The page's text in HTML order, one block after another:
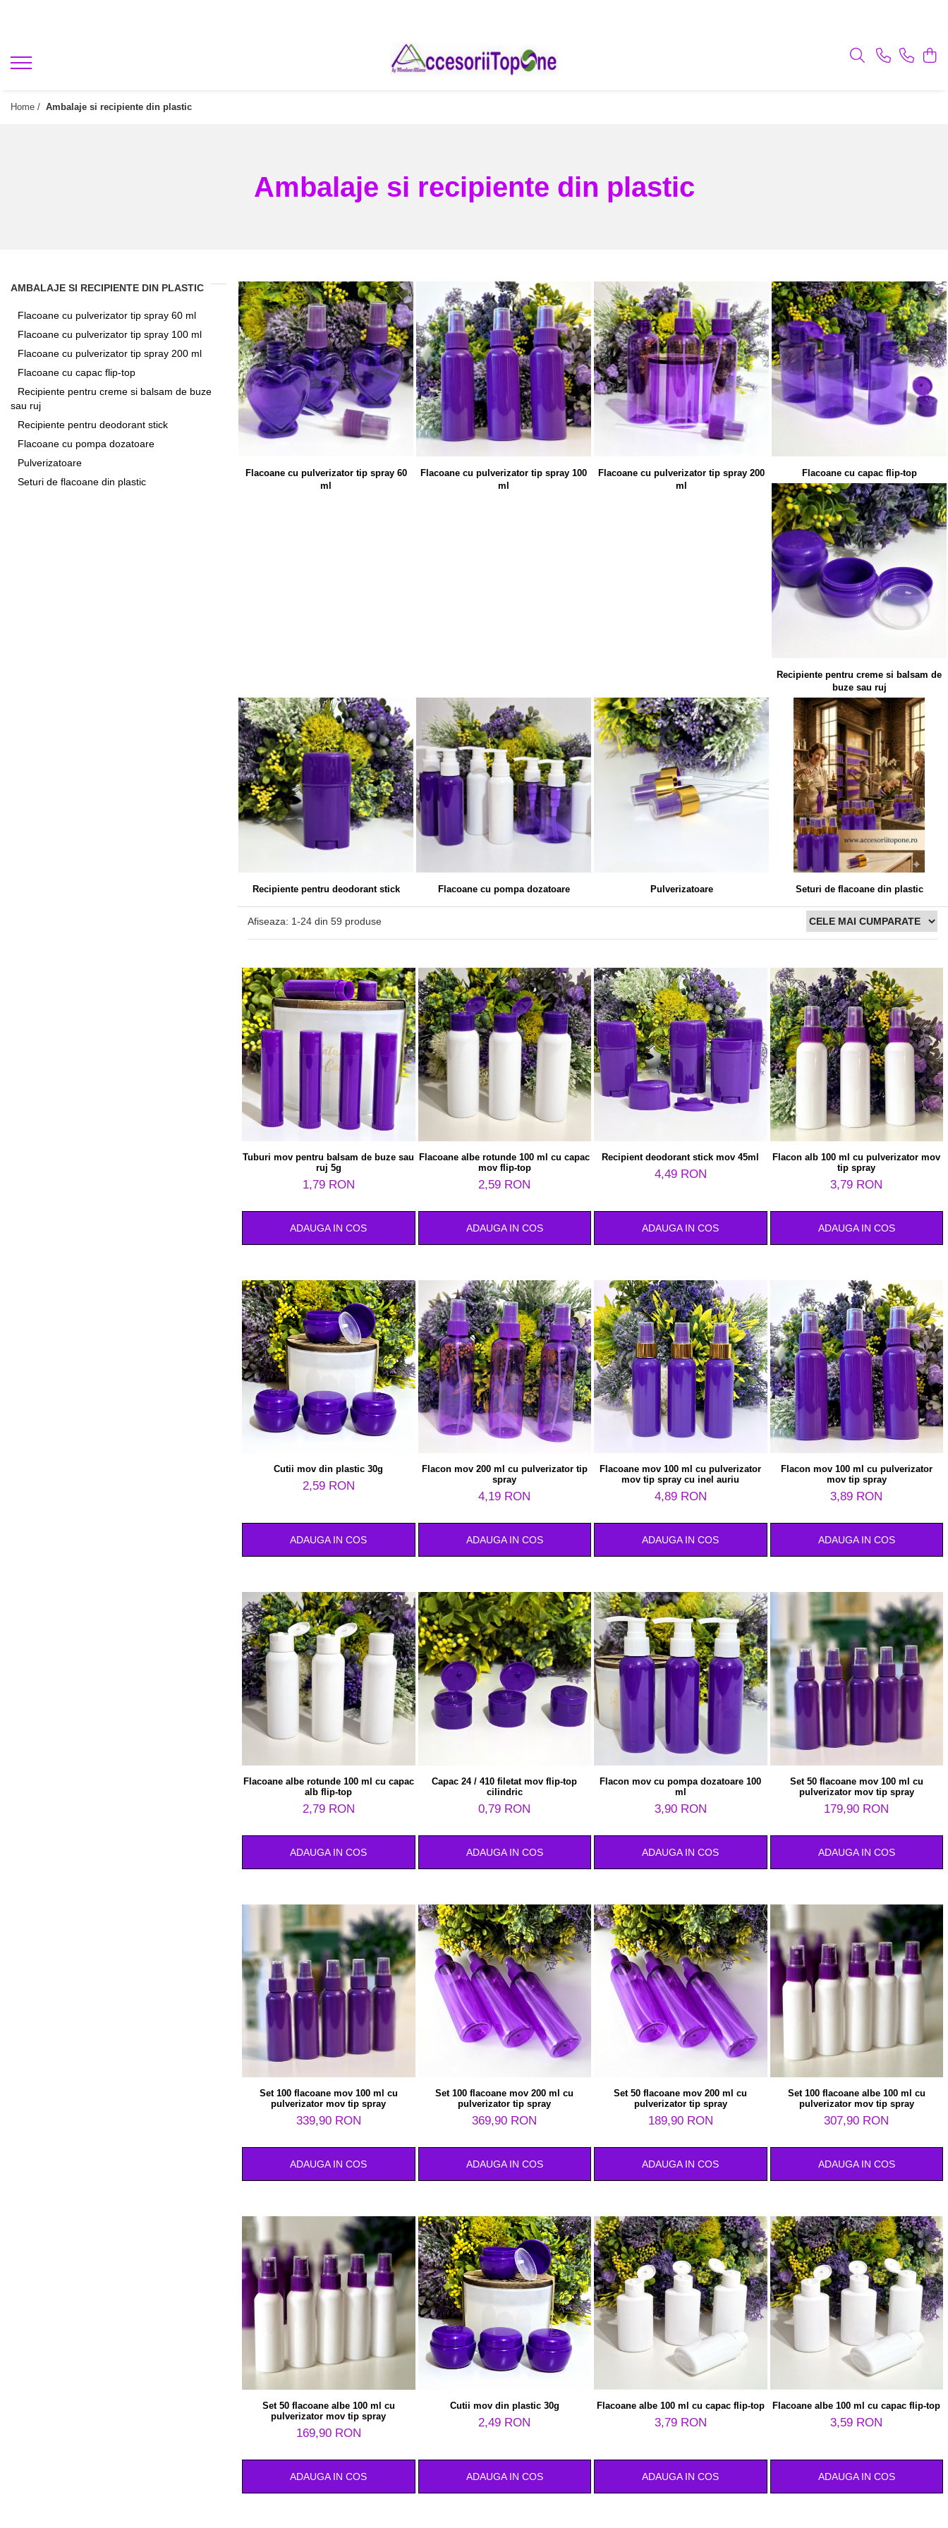
Home / Ambalaje si recipiente din plastic
Ambalaje si recipiente din plastic
AMBALAJE SI RECIPIENTE DIN PLASTIC
Flacoane cu pulverizator tip spray 60 ml
Flacoane cu pulverizator tip spray 100 ml
Flacoane cu pulverizator tip spray 200 ml
Flacoane cu capac flip-top
Recipiente pentru creme si balsam de buze
sau ruj
Recipiente pentru deodorant stick
Flacoane cu pompa dozatoare
Pulverizatoare
Seturi de flacoane din plastic
Flacoane cu pulverizator tip spray 60
ml
Flacoane cu pulverizator tip spray 100
ml
Flacoane cu pulverizator tip spray 200
ml
Flacoane cu capac flip-top
Recipiente pentru creme si balsam de
buze sau ruj
Recipiente pentru deodorant stick Flacoane cu pompa dozatoare Pulverizatoare Seturi de flacoane din plastic
Afiseaza: 1-24 din 59 produse
Tuburi mov pentru balsam de buze sau
ruj 5g
1,79 RON
ADAUGA IN COS
Flacoane albe rotunde 100 ml cu capac
mov flip-top
2,59 RON
ADAUGA IN COS
Recipient deodorant stick mov 45ml
4,49 RON
ADAUGA IN COS
Flacon alb 100 ml cu pulverizator mov
tip spray
3,79 RON
ADAUGA IN COS
Cutii mov din plastic 30g
2,59 RON
ADAUGA IN COS
Flacon mov 200 ml cu pulverizator tip
spray
4,19 RON
ADAUGA IN COS
Flacoane mov 100 ml cu pulverizator
mov tip spray cu inel auriu
4,89 RON
ADAUGA IN COS
Flacon mov 100 ml cu pulverizator
mov tip spray
3,89 RON
ADAUGA IN COS
Flacoane albe rotunde 100 ml cu capac
alb flip-top
2,79 RON
ADAUGA IN COS
Capac 24 / 410 filetat mov flip-top
cilindric
0,79 RON
ADAUGA IN COS
Flacon mov cu pompa dozatoare 100
ml
3,90 RON
ADAUGA IN COS
Set 50 flacoane mov 100 ml cu
pulverizator mov tip spray
179,90 RON
ADAUGA IN COS
Set 100 flacoane mov 100 ml cu
pulverizator mov tip spray
339,90 RON
ADAUGA IN COS
Set 100 flacoane mov 200 ml cu
pulverizator tip spray
369,90 RON
ADAUGA IN COS
Set 50 flacoane mov 200 ml cu
pulverizator tip spray
189,90 RON
ADAUGA IN COS
Set 100 flacoane albe 100 ml cu
pulverizator mov tip spray
307,90 RON
ADAUGA IN COS
Set 50 flacoane albe 100 ml cu
pulverizator mov tip spray
169,90 RON
ADAUGA IN COS
Cutii mov din plastic 30g
2,49 RON
ADAUGA IN COS
Flacoane albe 100 ml cu capac flip-top
3,79 RON
ADAUGA IN COS
Flacoane albe 100 ml cu capac flip-top
3,59 RON
ADAUGA IN COS